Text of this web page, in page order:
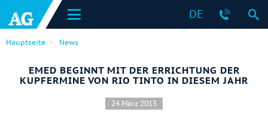
DE
Hauptseite News
EMED BEGINNT MIT DER ERRICHTUNG DER
KUPFERMINE VON RIO TINTO IN DIESEM JAHR
24 März 2013